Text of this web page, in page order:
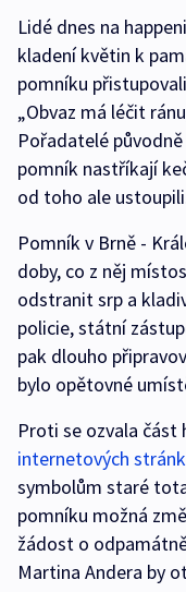
Lidé dnes na
kladení květin k
pomníku
„Obvaz má léčit
Pořadatelé
pomník nastříkají
od toho ale
Pomník v Brně -
doby, co z něj
odstranit srp a
policie, státní
pak dlouho
bylo opětovné
Proti se ozvala část
internetových
symbolům staré
pomníku možná
žádost o
Martina Andera by